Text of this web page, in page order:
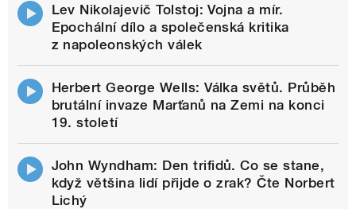
Lev Nikolajevič Tolstoj: Vojna a mír.
Epochální dílo a společenská kritika
z napoleonských válek
Herbert George Wells: Válka světů. Průběh
brutální invaze Marťanů na Zemi na konci
19. století
John Wyndham: Den trifidů. Co se stane,
když většina lidí přijde o zrak? Čte Norbert
Lichý